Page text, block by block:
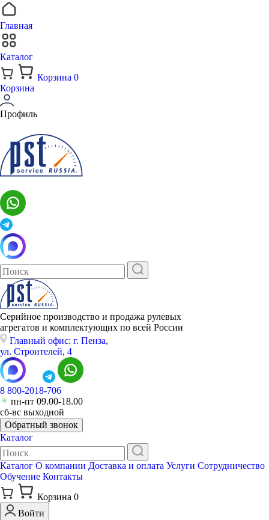
Главная
Каталог
Корзина 0
Корзина
Профиль
Серийное производство и продажа рулевых
агрегатов и комплектующих по всей России
Главный офис: г. Пенза,
ул. Строителей, 4
8 800-2018-706
пн-пт 09.00-18.00
сб-вс выходной
Обратный звонок
Каталог
Каталог О компании Доставка и оплата Услуги Сотрудничество
Обучение Контакты
Корзина 0
Войти